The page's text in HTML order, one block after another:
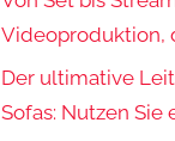
Videoproduktion,
Der ultimative
Sofas: Nutzen